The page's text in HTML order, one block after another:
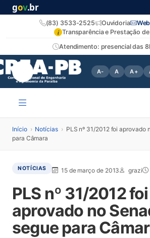
gov.br
Atendimento: presencial das
(83) 3533-2525 Ouvidoria
i Transparência e Prestação
A- A A+
Início › Notícias › PLS nº 31/2012 foi aprovado
para Câmara
NOTÍCIAS 15 de março de 2013 grazi
PLS nº 31/2012 foi
aprovado no
segue para